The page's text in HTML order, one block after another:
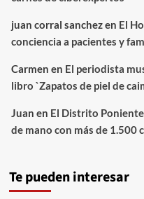
juan corral sanchezen El
conciencia a pacientes y
Carmen en El periodista
libro `Zapatos de piel de
Juan en El Distrito
de mano con más de 1.500
Te pueden interesar